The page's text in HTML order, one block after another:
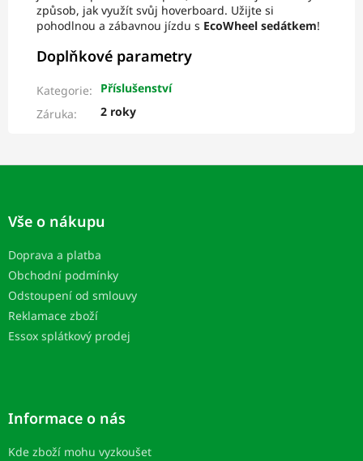
způsob, jak využít svůj hoverboard. Užijte si
pohodlnou a zábavnou jízdu s EcoWheel sedátkem!
Doplňkové parametry
Kategorie:
Příslušenství
Záruka: 2 roky
Z
Vše o nákupu
Doprava a platba
Obchodní podmínky
Odstoupení od smlouvy
Reklamace zboží
Essox splátkový prodej
Informace o nás
Kde zboží mohu vyzkoušet